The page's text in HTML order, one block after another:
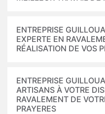
ENTREPRISE
EXPERTE EN
RÉALISATION DE VOS
ENTREPRISE
ARTISANS À VOTRE
RAVALEMENT DE
PRAYERES